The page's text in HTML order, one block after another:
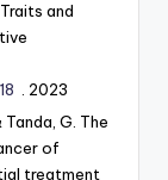
and
. 2023
Tanda, G. The
of
treatment